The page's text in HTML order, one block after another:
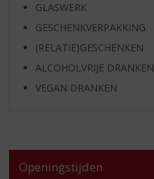
GLASWERK
GESCHENKVERPAKKING
(RELATIE)GESCHENKEN
ALCOHOLVRIJE DRANKEN
VEGAN DRANKEN
Openingstijden